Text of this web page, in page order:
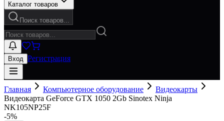
Каталог товаров
Поиск товаров...
Вход Регистрация
Главная Компьютерное оборудование
Видеокарты
Видеокарта GeForce GTX 1050 2Gb Sinotex Ninja
NK105NP25F
-5%